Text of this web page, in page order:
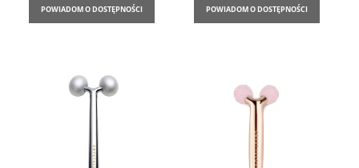
POWIADOM O DOSTĘPNOŚCI POWIADOM O DOSTĘPNOŚCI